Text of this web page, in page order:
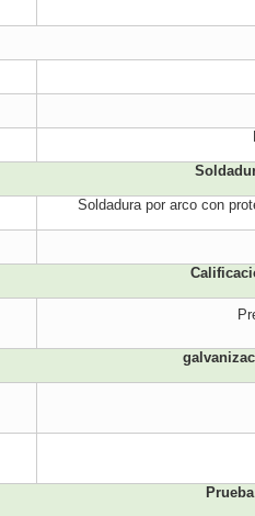
Soldadura por arco con
Prueba